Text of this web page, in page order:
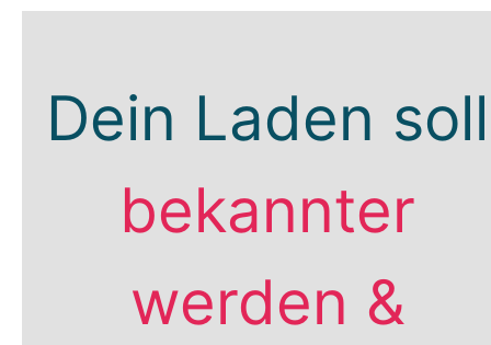
Dein Laden soll
bekannter
werden &